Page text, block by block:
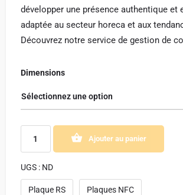
développer une présence authentique et
adaptée au secteur horeca et aux
Découvrez notre service de gestion de
Dimensions
Sélectionnez une option
Ajouter au panier
UGS : ND
Plaque RS Plaques NFC